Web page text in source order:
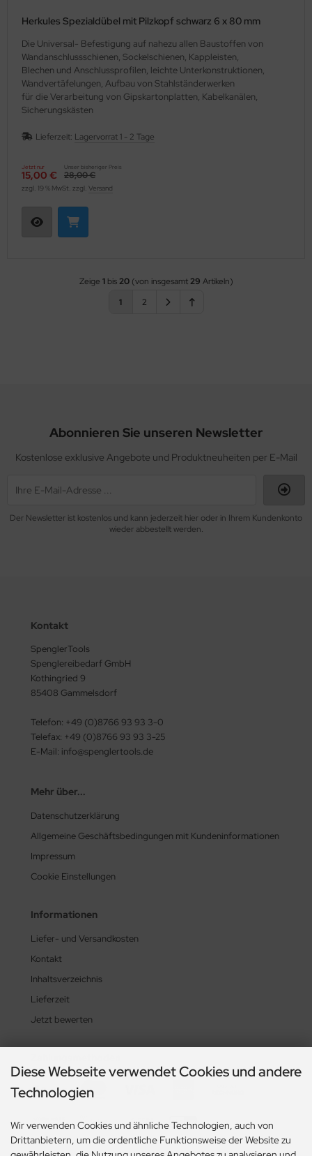
Herkules Spezialdübel mit Pilzkopf schwarz 6 x 80 mm
Die Universal- Befestigung auf nahezu allen Baustoffen von
Wandanschlussschienen, Sockelschienen, Kappleisten,
Blechen und Anschlussprofilen, leichte Unterkonstruktionen,
Wandvertäfelungen, Aufbau von Stahlständerwerken
für die Verarbeitung von Gipskartonplatten, Kabelkanälen,
Sicherungskästen
Lieferzeit: Lagervorrat 1 - 2 Tage
Jetzt nur
15,00 €
Unser bisheriger Preis
28,00 €
zzgl. 19 % MwSt. zzgl. Versand
Zeige 1bis20(von insgesamt29 Artikeln)
1
2
Abonnieren Sie unseren Newsletter
Kostenlose exklusive Angebote und Produktneuheiten per E-Mail
Der Newsletter ist kostenlos und kann jederzeit hier oder in Ihrem Kundenkonto
wieder abbestellt werden.
Kontakt
SpenglerTools
Spenglereibedarf GmbH
Kothingried 9
85408 Gammelsdorf
Telefon: +49 (0)8766 93 93 3-0
Telefax: +49 (0)8766 93 93 3-25
E-Mail: info@spenglertools.de
Mehr über...
Datenschutzerklärung
Allgemeine Geschäftsbedingungen mit Kundeninformationen
Impressum
Cookie Einstellungen
Informationen
Liefer- und Versandkosten
Kontakt
Inhaltsverzeichnis
Lieferzeit
Jetzt bewerten
Diese Webseite verwendet Cookies und andere
Technologien
Wir verwenden Cookies und ähnliche Technologien, auch von
Drittanbietern, um die ordentliche Funktionsweise der Website zu